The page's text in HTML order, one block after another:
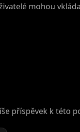
mohou
příspěvek k této